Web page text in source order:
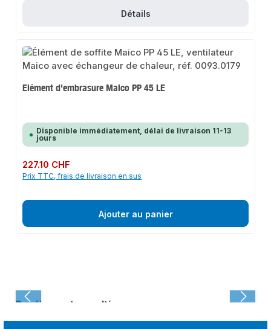
Détails
Elément d'embrasure Maico PP 45 LE
Disponible immédiatement, délai de livraison 11-13
jours
Prix régulier :
227.10 CHF
Prix TTC, frais de livraison en sus
Ajouter au panier
Dernièrement consulté :